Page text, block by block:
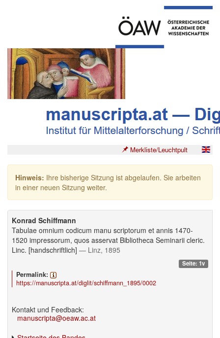
Merkliste/Leuchtpult
Hinweis: Ihre bisherige Sitzung ist abgelaufen. Sie arbeiten
in einer neuen Sitzung weiter.
Konrad Schiffmann
Tabulae omnium codicum manu scriptorum et annis 1470-
1520 impressorum, quos asservat Bibliotheca Seminarii cleric.
Linc. [handschriftlich] — Linz, 1895
Seite: 1v
Permalink:
https://manuscripta.at/diglit/schiffmann_1895/0002
Kontakt und Feedback:
manuscripta@oeaw.ac.at